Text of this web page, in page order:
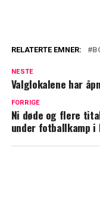
RELATERTE EMNER:
NESTE
Valglokalene har
FORRIGE
Ni døde og flere
under fotballkamp i